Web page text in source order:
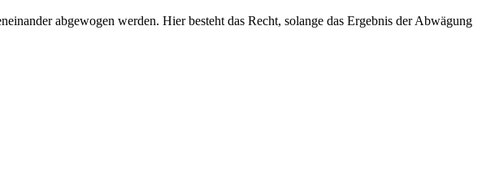
abgewogen werden. Hier besteht das Recht, solange das Ergebnis der Abwägung